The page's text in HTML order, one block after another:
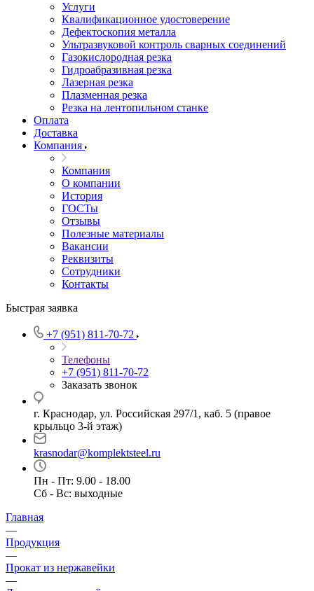
Услуги
Квалификационное удостоверение
Дефектоскопия металла
Ультразвуковой контроль сварных соединений
Газокислородная резка
Гидроабразивная резка
Лазерная резка
Плазменная резка
Резка на лентопильном станке
Оплата
Доставка
Компания
Компания
О компании
История
ГОСТы
Отзывы
Полезные материалы
Вакансии
Реквизиты
Сотрудники
Контакты
Быстрая заявка
+7 (951) 811-70-72
Телефоны
+7 (951) 811-70-72
Заказать звонок
г. Краснодар, ул. Российская 297/1, каб. 5 (правое
крыльцо 3-й этаж)
krasnodar@komplektsteel.ru
Пн - Пт: 9.00 - 18.00
Сб - Вс: выходные
Главная
—
Продукция
—
Прокат из нержавейки
—